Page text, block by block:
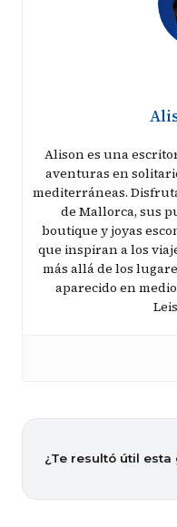
Alison es una
aventuras en
mediterráneas.
de Mallorca, sus
boutique y joyas
que inspiran a los
más allá de los
aparecido en
¿Te resultó útil esta